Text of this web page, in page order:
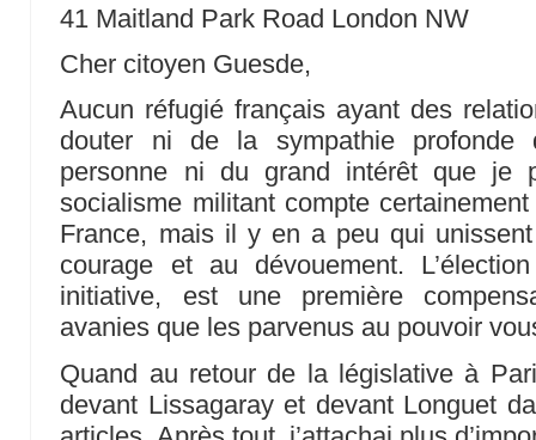
41 Maitland Park Road London NW
Cher citoyen Guesde,
Aucun réfugié français ayant des
douter ni de la sympathie profonde
personne ni du grand intérêt que je
socialisme militant compte
France, mais il y en a peu qui
courage et au dévouement.
initiative, est une première
avanies que les parvenus au pouvoir
Quand au retour de la législative à
devant Lissagaray et devant Longuet